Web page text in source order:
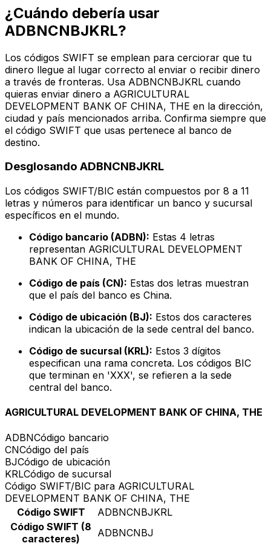
¿Cuándo debería usar
ADBNCNBJKRL?
Los códigos SWIFT se emplean para cerciorar que tu
dinero llegue al lugar correcto al enviar o recibir dinero
a través de fronteras. Usa ADBNCNBJKRL cuando
quieras enviar dinero a AGRICULTURAL
DEVELOPMENT BANK OF CHINA, THE en la dirección,
ciudad y país mencionados arriba. Confirma siempre que
el código SWIFT que usas pertenece al banco de
destino.
Desglosando ADBNCNBJKRL
Los códigos SWIFT/BIC están compuestos por 8 a 11
letras y números para identificar un banco y sucursal
específicos en el mundo.
Código bancario (ADBN): Estas 4 letras
representan AGRICULTURAL DEVELOPMENT
BANK OF CHINA, THE
Código de país (CN): Estas dos letras muestran
que el país del banco es China.
Código de ubicación (BJ): Estos dos caracteres
indican la ubicación de la sede central del banco.
Código de sucursal (KRL): Estos 3 dígitos
especifican una rama concreta. Los códigos BIC
que terminan en 'XXX', se refieren a la sede
central del banco.
AGRICULTURAL DEVELOPMENT BANK OF CHINA, THE
ADBNCódigo bancario
CNCódigo del país
BJCódigo de ubicación
KRLCódigo de sucursal
Código SWIFT/BIC para AGRICULTURAL
DEVELOPMENT BANK OF CHINA, THE
Código SWIFT
ADBNCNBJKRL
Código SWIFT (8
caracteres)
ADBNCNBJ